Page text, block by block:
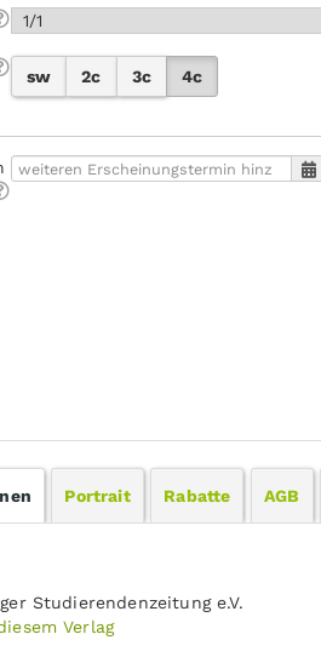
sw 2c 3c 4c
Portrait Rabatte AGB
Studierendenzeitung e.V.
Verlag